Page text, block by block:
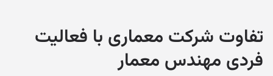
تفاوت شرکت معماری با فعالیت
فردی مهندس معمار